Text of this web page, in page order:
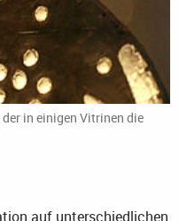
in einigen Vitrinen die
auf unterschiedlichen